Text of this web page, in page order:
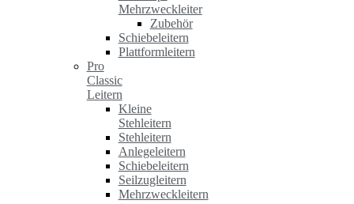
Mehrzweckleiter
Zubehör
Schiebeleitern
Plattformleitern
Pro
Classic
Leitern
Kleine
Stehleitern
Stehleitern
Anlegeleitern
Schiebeleitern
Seilzugleitern
Mehrzweckleitern